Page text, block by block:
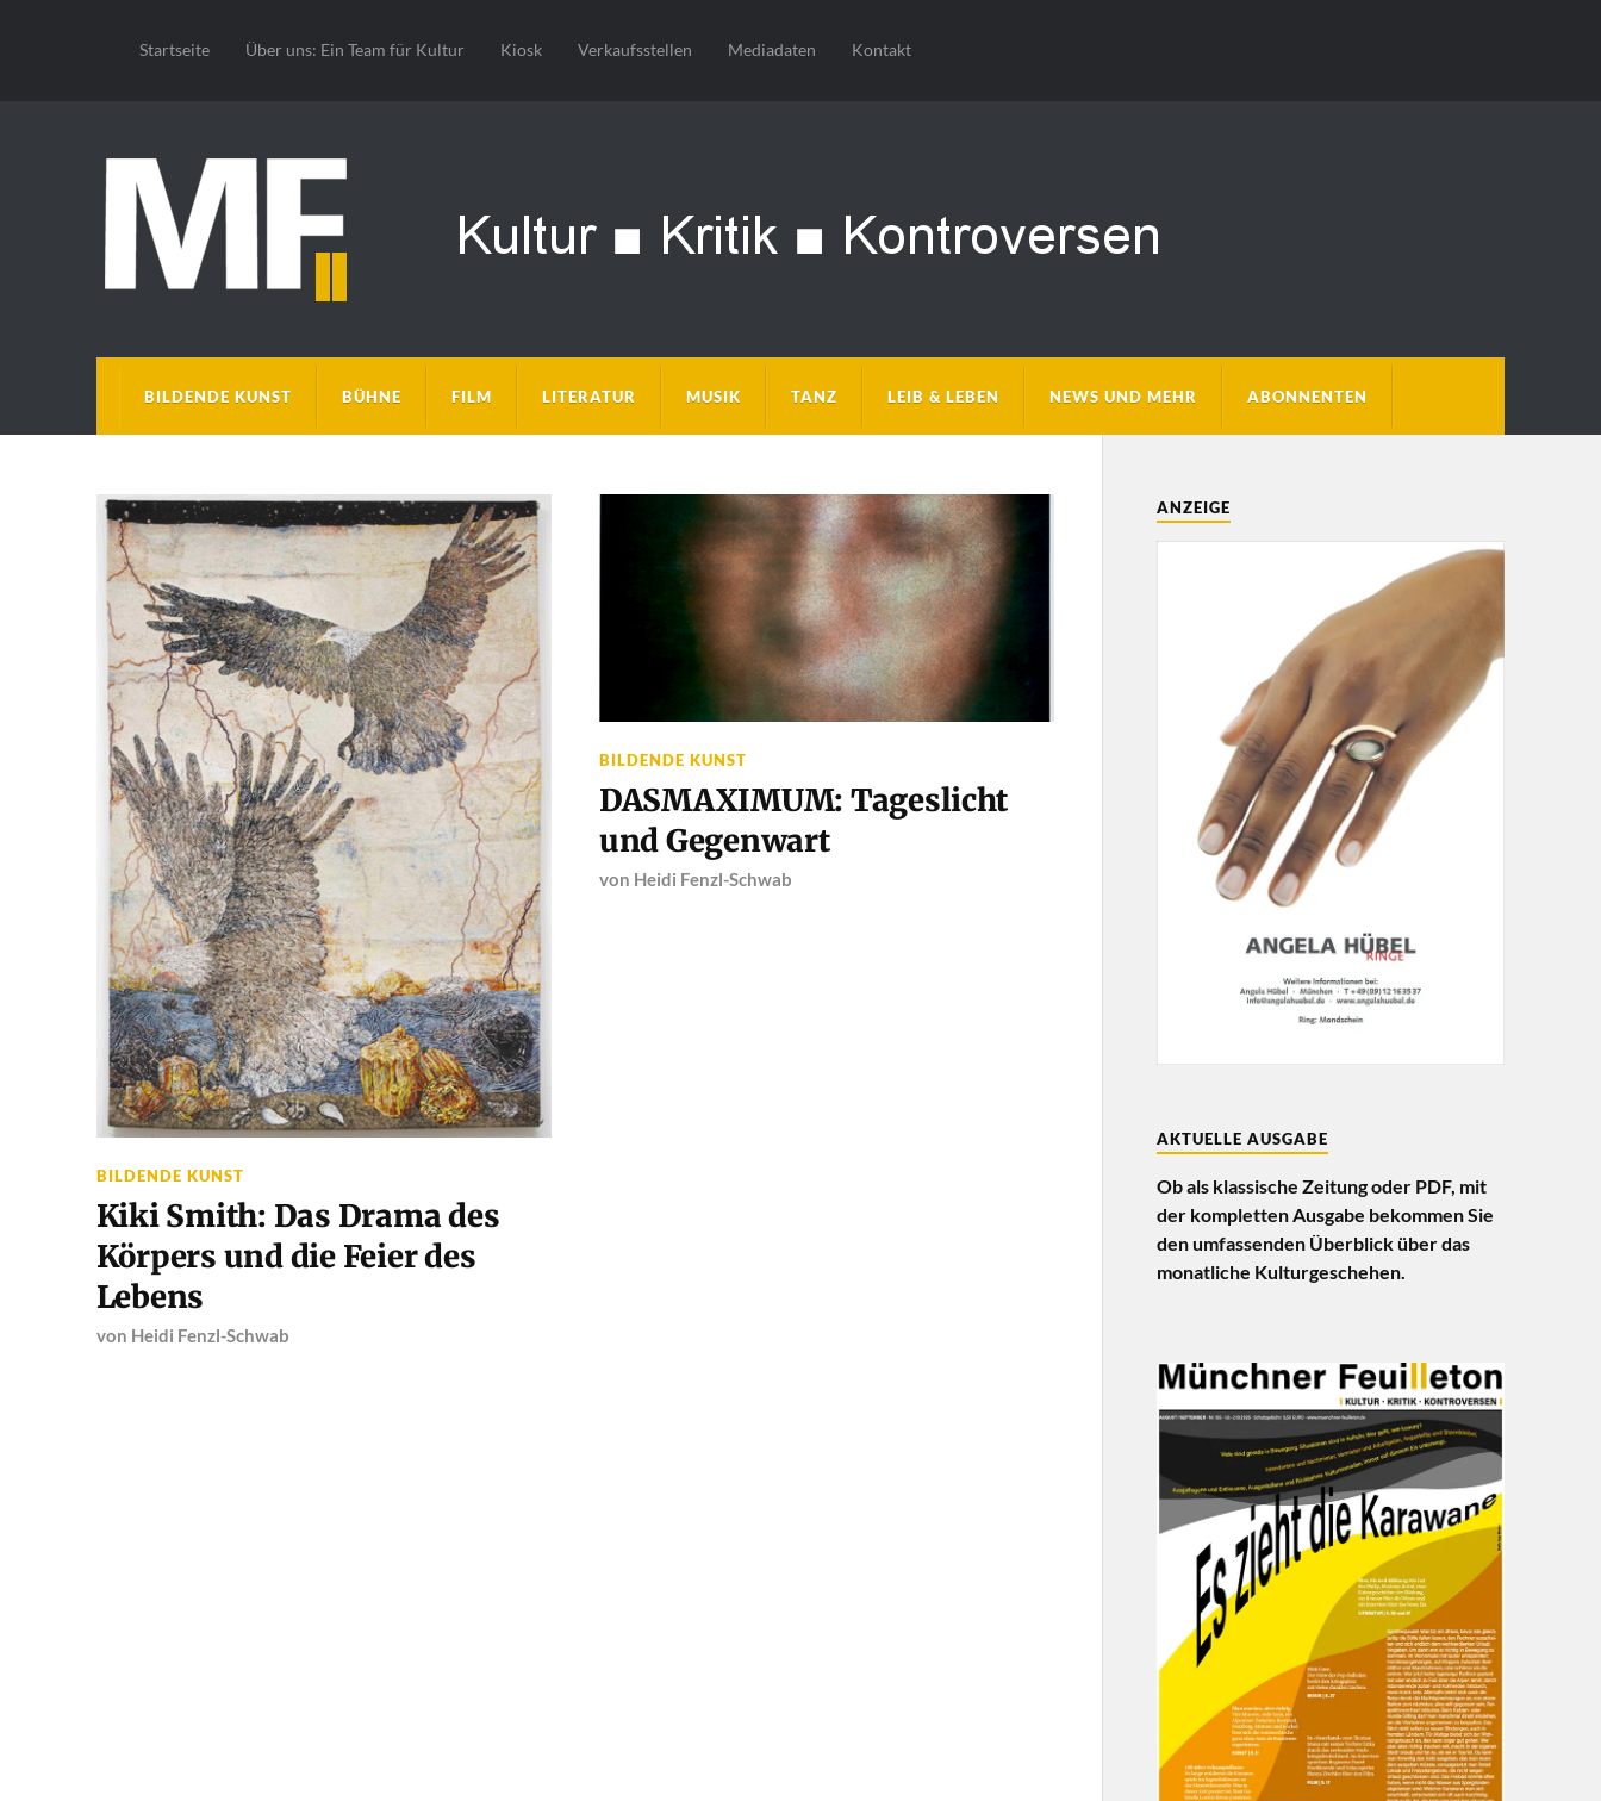
Startseite Über uns: Ein Team für Kultur Kiosk Verkaufsstellen Mediadaten Kontakt
BILDENDE KUNST BÜHNE FILM LITERATUR MUSIK TANZ LEIB & LEBEN NEWS UND MEHR ABONNENTEN
BILDENDE KUNST
Kiki Smith: Das Drama des
Körpers und die Feier des
Lebens
von Heidi Fenzl-Schwab
BILDENDE KUNST
DASMAXIMUM: Tageslicht
und Gegenwart
von Heidi Fenzl-Schwab
ANZEIGE
AKTUELLE AUSGABE
Ob als klassische Zeitung oder PDF, mit
der kompletten Ausgabe bekommen Sie
den umfassenden Überblick über das
monatliche Kulturgeschehen.